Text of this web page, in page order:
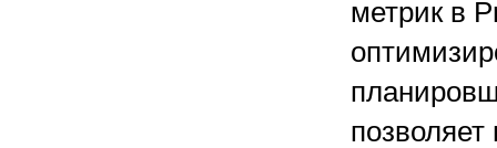
метрик в